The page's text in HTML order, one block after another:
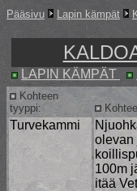
Pääsivu Lapin kämpät
LAPIN KÄMPÄT
Kohteen
tyyppi:
Turvekammi
olevan
100m
itää